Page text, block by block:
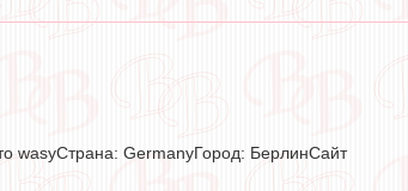
wasyСтрана: GermanyГород: БерлинСайт